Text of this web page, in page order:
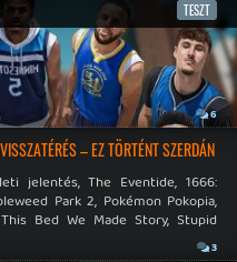
TESZT
6
– EZ TÖRTÉNT SZERDÁN
jelentés, The Eventide, 1666:
Park 2, Pokémon Pokopia,
Bed We Made Story, Stupid
3